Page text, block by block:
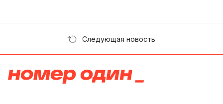
Следующая новость